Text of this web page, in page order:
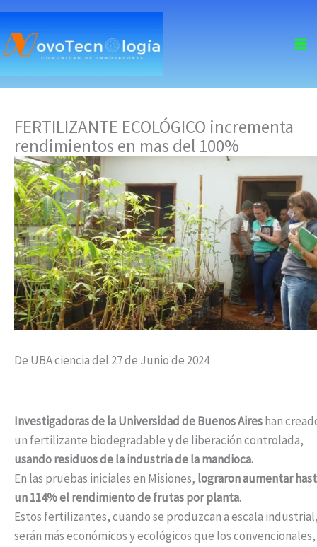
skip
content
FERTILIZANTE ECOLÓGICO incrementa
rendimientos en mas del 100%
De UBA ciencia del 27 de Junio de 2024
Investigadoras de la Universidad de Buenos Aireshan
un fertilizante biodegradable y de liberación controlada,
usando residuos de la industria de la mandioca.
En las pruebas iniciales en Misiones, lograron aumentar
un 114% el rendimiento de frutas por planta.
Estos fertilizantes, cuando se produzcan a escala
serán más económicos y ecológicos que los convencionales,